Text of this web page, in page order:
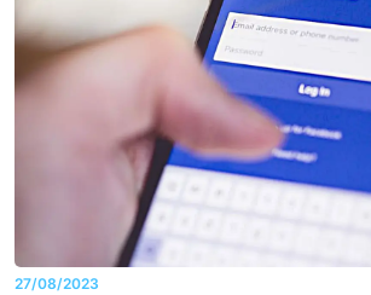
27/08/2023